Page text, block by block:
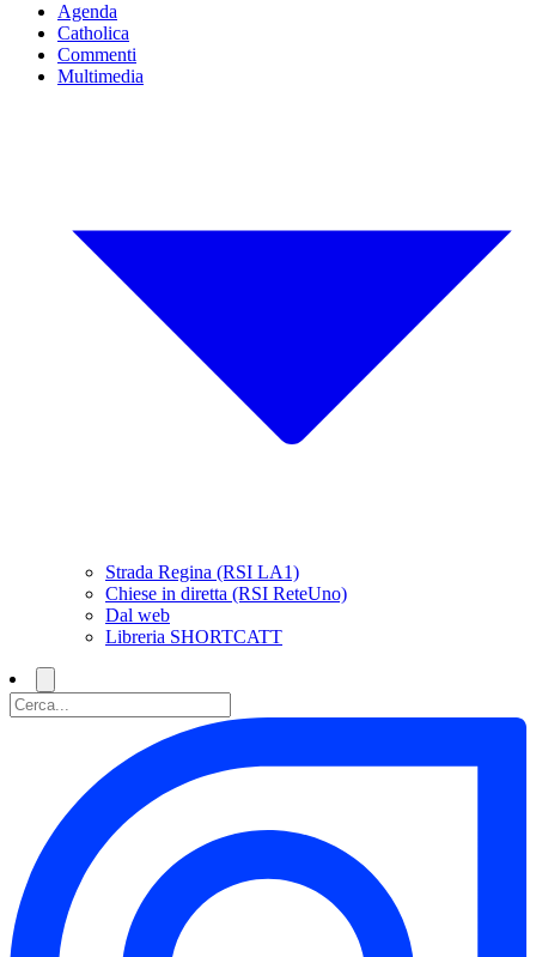
Agenda
Catholica
Commenti
Multimedia
Strada Regina (RSI LA1)
Chiese in diretta (RSI ReteUno)
Dal web
Libreria SHORTCATT